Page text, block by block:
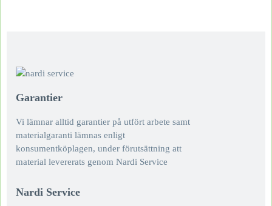
Garantier
Vi lämnar alltid garantier på utfört arbete samt
materialgaranti lämnas enligt
konsumentköplagen, under förutsättning att
material levererats genom Nardi Service
Nardi Service